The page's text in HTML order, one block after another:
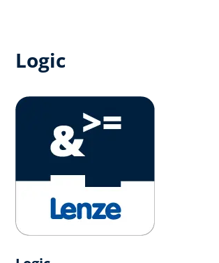
Logic